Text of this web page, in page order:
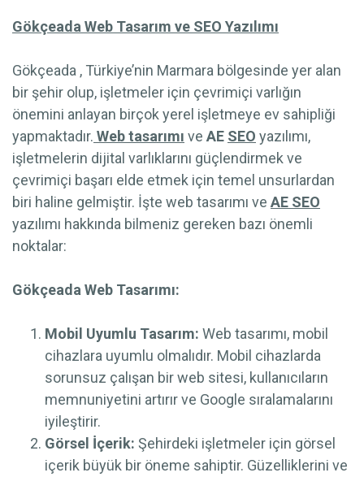
Gökçeada Web Tasarım ve SEO Yazılımı
Gökçeada , Türkiye’nin Marmara bölgesinde yer alan
bir şehir olup, işletmeler için çevrimiçi varlığın
önemini anlayan birçok yerel işletmeye ev sahipliği
yapmaktadır. Web tasarımı ve AE SEO yazılımı,
işletmelerin dijital varlıklarını güçlendirmek ve
çevrimiçi başarı elde etmek için temel unsurlardan
biri haline gelmiştir. İşte web tasarımı ve AE SEO
yazılımı hakkında bilmeniz gereken bazı önemli
noktalar:
Gökçeada Web Tasarımı:
Mobil Uyumlu Tasarım: Web tasarımı, mobil
cihazlara uyumlu olmalıdır. Mobil cihazlarda
sorunsuz çalışan bir web sitesi, kullanıcıların
memnuniyetini artırır ve Google sıralamalarını
iyileştirir.
Görsel İçerik: Şehirdeki işletmeler için görsel
içerik büyük bir öneme sahiptir. Güzelliklerini ve